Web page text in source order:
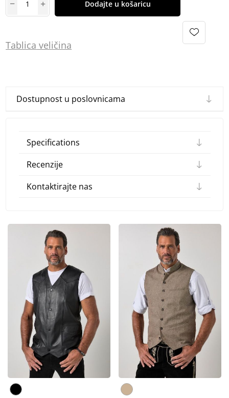
Dodajte u košaricu
Tablica veličina
Dostupnost u poslovnicama
Specifications
Recenzije
Kontaktirajte nas